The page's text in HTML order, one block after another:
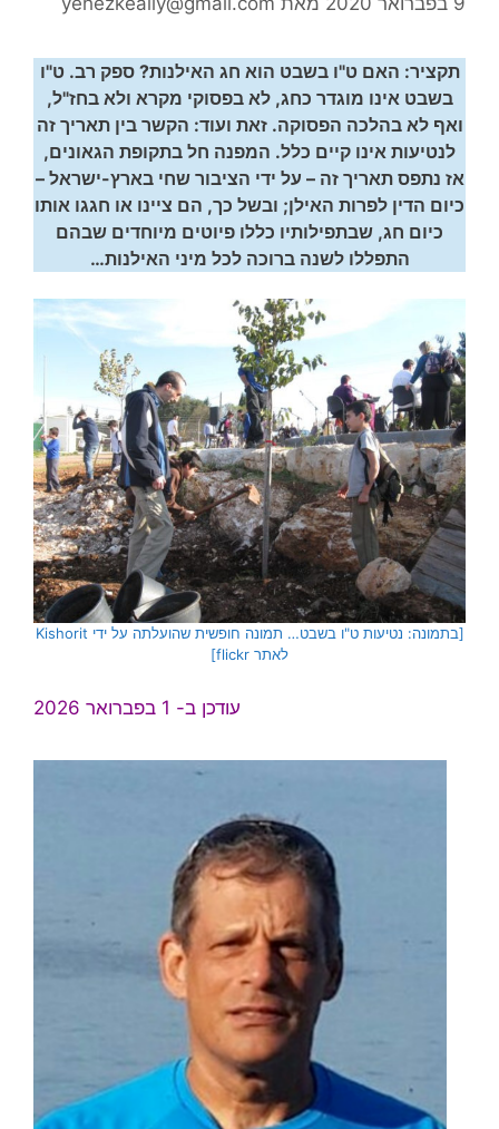
תקציר: האם ט"ו בשבט הוא חג האילנות? ספק רב. ט"ו
בשבט אינו מוגדר כחג, לא בפסוקי מקרא ולא בחז"ל,
ואף לא בהלכה הפסוקה. זאת ועוד: הקשר בין תאריך זה
לנטיעות אינו קיים כלל. המפנה חל בתקופת הגאונים,
אז נתפס תאריך זה – על ידי הציבור שחי בארץ-ישראל –
כיום הדין לפרות האילן; ובשל כך, הם ציינו או חגגו אותו
כיום חג, שבתפילותיו כללו פיוטים מיוחדים שבהם
התפללו לשנה ברוכה לכל מיני האילנות…
[בתמונה: נטיעות ט"ו בשבט… תמונה חופשית שהועלתה על ידי Kishorit
לאתר flickr]
עודכן ב- 1 בפברואר 2026